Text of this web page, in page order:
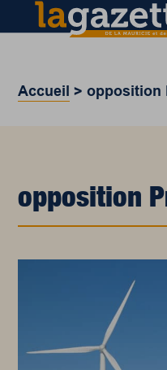
Accueil >opposition
opposition